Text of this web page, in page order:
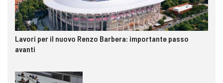
Lavori per il nuovo Renzo Barbera: importante passo
avanti